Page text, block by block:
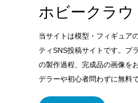
ホビークラウ
当サイトは模型・フィギュア
ティSNS投稿サイトです。プ
の製作過程、完成品の画像を
デラーや初心者問わずに無料